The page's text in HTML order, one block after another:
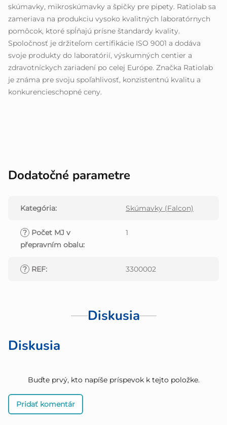
skúmavky, mikroskúmavky a špičky pre pipety. Ratiolab sa
zameriava na produkciu vysoko kvalitných laboratórnych
pomôcok, ktoré spĺňajú prísne štandardy kvality.
Spoločnosť je držiteľom certifikácie ISO 9001 a dodáva
svoje produkty do laboratórií, výskumných centier a
zdravotníckych zariadení po celej Európe. Značka Ratiolab
je známa pre svoju spoľahlivosť, konzistentnú kvalitu a
konkurencieschopné ceny.
Dodatočné parametre
Kategória: Skúmavky (Falcon)
? Počet MJ v
přepravním obalu:
1
? REF: 3300002
Diskusia
Diskusia
Buďte prvý, kto napíše príspevok k tejto položke.
Pridať komentár